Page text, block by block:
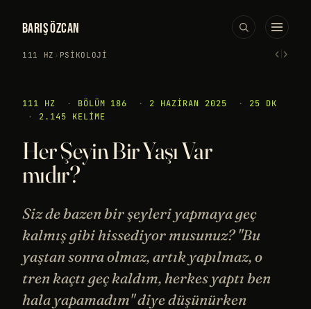
BARIŞ ÖZCAN
111 HZ › PSIKOLOJI ‹›
111 HZ · BÖLÜM 186 · 2 HAZIRAN 2025 ·
25 DK
·
2.145 KELIME
Her Şeyin Bir Yaşı Var
mıdır?
Siz de bazen bir şeyleri yapmaya geç
kalmış gibi hissediyor musunuz? "Bu
yaştan sonra olmaz, artık yapılmaz, o
tren kaçtı geç kaldım, herkes yaptı ben
hala yapamadım" diye düşünürken